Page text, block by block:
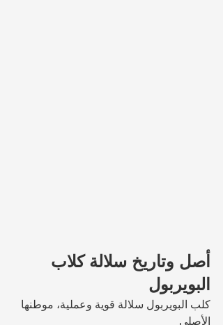
أصل وتاريخ سلالة كلاب
البويربول
كلب البويربول سلالة قوية وعملية، موطنها
الأصلي